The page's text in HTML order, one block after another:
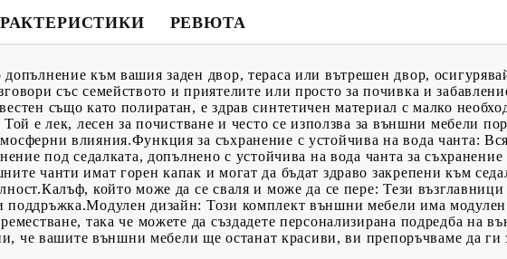
РЕВЮТА
към вашия заден двор, тераса или вътрешен двор,
със семейството и приятелите или просто за почивка и
също като полиратан, е здрав синтетичен материал с малко
е лек, лесен за почистване и често се използва за външни мебели
влияния.Функция за съхранение с устойчива на вода чанта:
под седалката, допълнено с устойчива на вода чанта за
чанти имат горен капак и могат да бъдат здраво закрепени към
който може да се сваля и може да се пере: Тези възглавници
дизайн: Този комплект външни мебели има модулен
така че можете да създадете персонализирана подредба на
че вашите външни мебели ще останат красиви, ви препоръчваме да ги